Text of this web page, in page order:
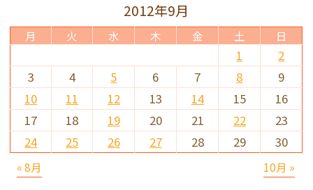
2012年9月
月 火 水 木 金 土 日
« 8月 10月 »
1
2
3
4 5 6 7 8
9
10
11 12 13 14 15
16
17
18 19 20 21 22
23
24
25 26 27 28 29 30